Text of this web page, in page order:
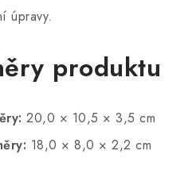
úpravy.
produktu
20,0 × 10,5 × 3,5 cm
18,0 × 8,0 × 2,2 cm